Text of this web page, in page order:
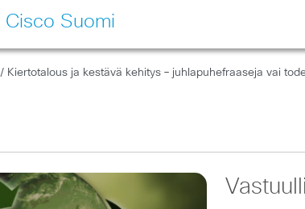
Cisco Suomi
/ Kiertotalous ja kestävä kehitys – juhlapuhefraaseja vai